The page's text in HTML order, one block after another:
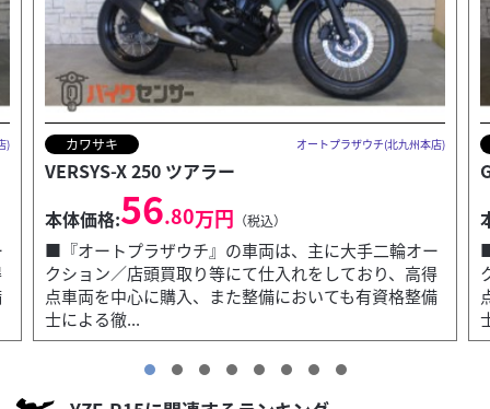
) スズキ オートプラザウチ(北九州本店)
GIXXER SF250
本体価格:48.80万円 （税込）
■『オートプラザウチ』の車両は、主に大手二輪オー
クション／店頭買取り等にて仕入れをしており、高得
点車両を中心に購入、また整備においても有資格整備
士による徹...